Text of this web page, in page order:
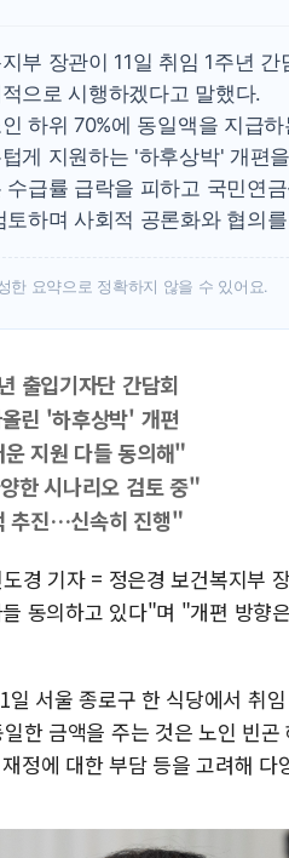
부 장관이 11일 취임 1주년
으로 시행하겠다고 말했다.
하위 70%에 동일액을 지급
게 지원하는 '하후상박' 개편
수급률 급락을 피하고 국민연
토하며 사회적 공론화와 협의
한 요약으로 정확하지 않을 수 있어요.
출입기자단 간담회
린 '하후상박' 개편
지원 다들 동의해"
한 시나리오 검토 중"
추진…신속히 진행"
경 기자 = 정은경 보건복지부
동의하고 있다"며 "개편 방향
일 서울 종로구 한 식당에서 취
한 금액을 주는 것은 노인 빈
정에 대한 부담 등을 고려해